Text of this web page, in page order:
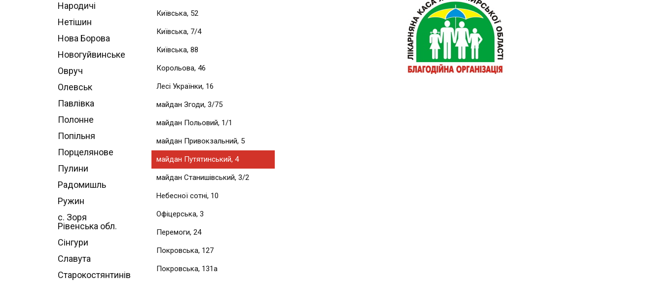
Народичі
Нетішин
Нова Борова
Новогуйвинське
Овруч
Олевськ
Павлівка
Полонне
Попільня
Порцелянове
Пулини
Радомишль
Ружин
с. Зоря
Рівенська обл.
Сінгури
Славута
Старокостянтинів
Київська, 52
Київська, 7/4
Київська, 88
Корольова, 46
Лесі Українки, 16
майдан Згоди, 3/75
майдан Польовий, 1/1
майдан Привокзальний, 5
майдан Путятинський, 4
майдан Станишівський, 3/2
Небесної сотні, 10
Офіцерська, 3
Перемоги, 24
Покровська, 127
Покровська, 131а